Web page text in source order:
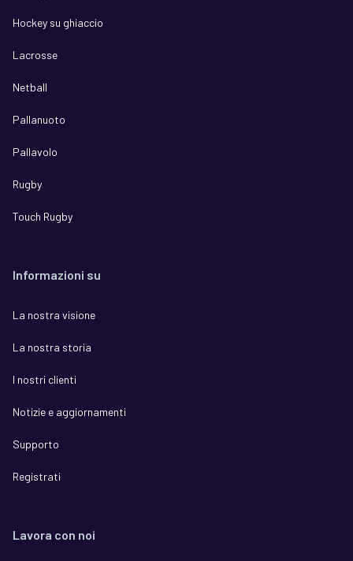
Hockey su ghiaccio
Lacrosse
Netball
Pallanuoto
Pallavolo
Rugby
Touch Rugby
Informazioni su
La nostra visione
La nostra storia
I nostri clienti
Notizie e aggiornamenti
Supporto
Registrati
Lavora con noi